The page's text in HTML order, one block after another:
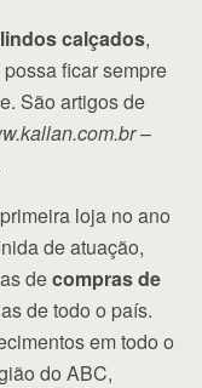
lindos calçados,
ficar sempre
São artigos de
–
loja no ano
de atuação,
decompras de
de todo o país.
em todo o
do ABC,